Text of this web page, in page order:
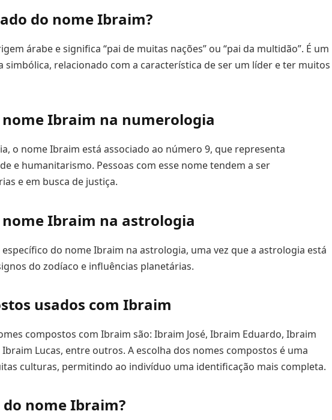
do nome Ibraim?
árabe e significa “pai de muitas nações” ou “pai da multidão”. É um
simbólica, relacionado com a característica de ser um líder e ter muitos
Ibraim na numerologia
o nome Ibraim está associado ao número 9, que representa
e humanitarismo. Pessoas com esse nome tendem a ser
e em busca de justiça.
Ibraim na astrologia
do nome Ibraim na astrologia, uma vez que a astrologia está
do zodíaco e influências planetárias.
usados com Ibraim
compostos com Ibraim são: Ibraim José, Ibraim Eduardo, Ibraim
Lucas, entre outros. A escolha dos nomes compostos é uma
culturas, permitindo ao indivíduo uma identificação mais completa.
nome Ibraim?